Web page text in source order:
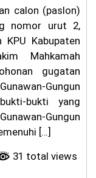
calon (paslon)
nomor urut 2,
KPU Kabupaten
Mahkamah
gugatan
Gungun
bukti yang
Gungun
[…]
31 total views